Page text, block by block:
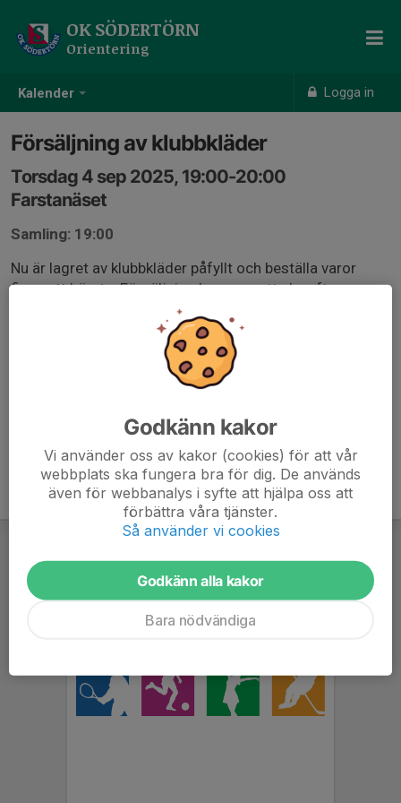
Kalender Logga in
OK SÖDERTÖRN
Orientering
Försäljning av klubbkläder
Torsdag 4 sep 2025, 19:00-20:00
Farstanäset
Samling: 19:00
Nu är lagret av klubbkläder påfyllt och beställa varor
finns att hämta. Försäljning kommer att ske efter
torsdagsträningen den 4 september.
Godkänn kakor
Vi använder oss av kakor (cookies) för att vår
webbplats ska fungera bra för dig. De används
även för webbanalys i syfte att hjälpa oss att
förbättra våra tjänster.
Så använder vi cookies
Godkänn alla kakor
Bara nödvändiga